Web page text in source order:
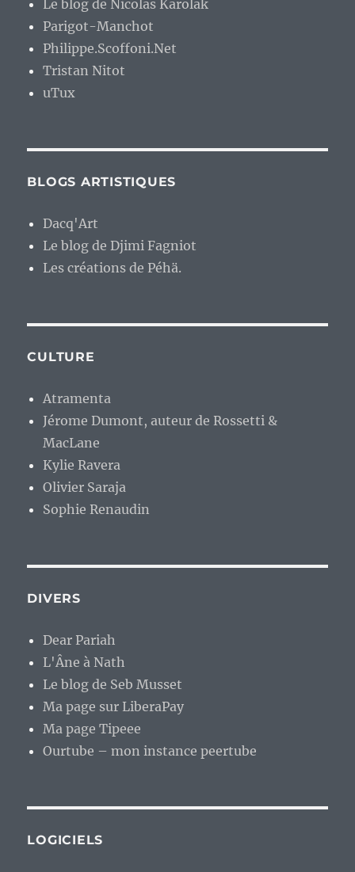
Le blog de Nicolas Karolak
Parigot-Manchot
Philippe.Scoffoni.Net
Tristan Nitot
uTux
BLOGS ARTISTIQUES
Dacq'Art
Le blog de Djimi Fagniot
Les créations de Péhä.
CULTURE
Atramenta
Jérome Dumont, auteur de Rossetti &
MacLane
Kylie Ravera
Olivier Saraja
Sophie Renaudin
DIVERS
Dear Pariah
L'Âne à Nath
Le blog de Seb Musset
Ma page sur LiberaPay
Ma page Tipeee
Ourtube – mon instance peertube
LOGICIELS